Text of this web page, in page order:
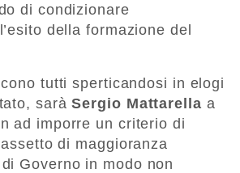
di condizionare
della formazione del
tutti sperticandosi in elogi
saràSergio Mattarella a
ad imporre un criterio di
di maggioranza
Governo in modo non